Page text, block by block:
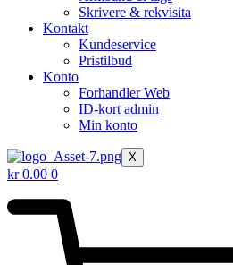
Skrivere & rekvisita
Kontakt
Kundeservice
Pristilbud
Konto
Forhandler Web
ID-kort admin
Min konto
X
kr0.00 0